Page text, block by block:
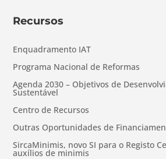
Recursos
Enquadramento IAT
Programa Nacional de Reformas
Agenda 2030 – Objetivos de
Sustentável
Centro de Recursos
Outras Oportunidades de
SircaMinimis, novo SI para o Registo
auxílios de minimis